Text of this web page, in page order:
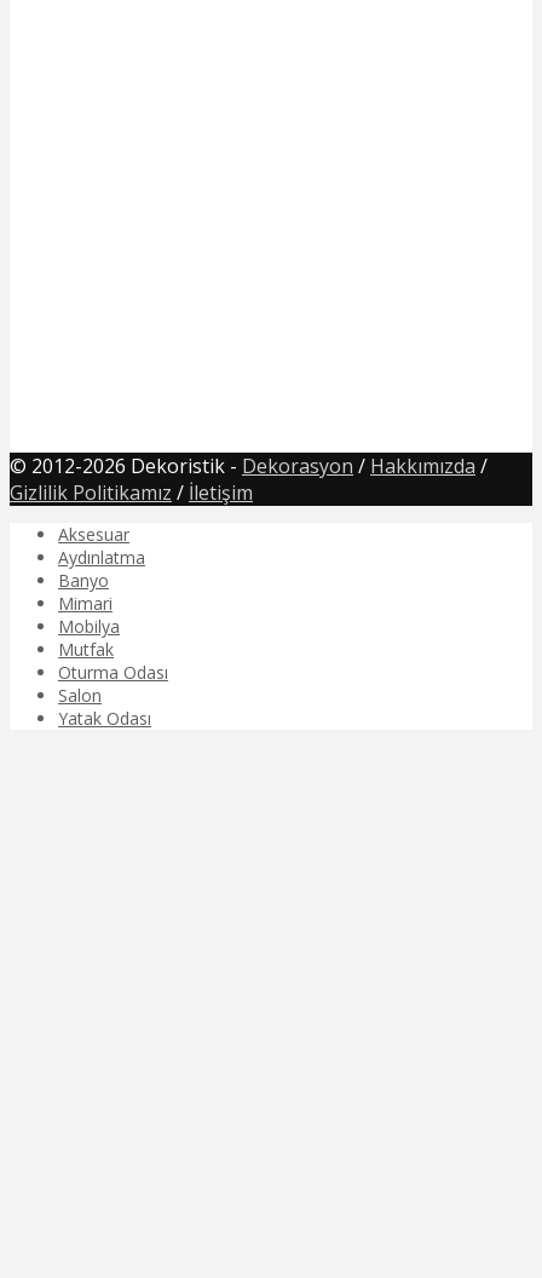
© 2012-2026 Dekoristik - Dekorasyon / Hakkımızda /
Gizlilik Politikamız / İletişim
Aksesuar
Aydınlatma
Banyo
Mimari
Mobilya
Mutfak
Oturma Odası
Salon
Yatak Odası